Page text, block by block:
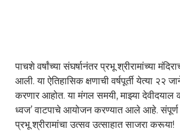
पाचशे वर्षांच्या संघर्षानंतर प्रभू श्रीरामांच्या
आली. या ऐतिहासिक क्षणाची वर्षपूर्ती येत्या २२
करणार आहोत. या मंगल समयी, माझ्या देवीदयाल
ध्वज’ वाटपाचे आयोजन करण्यात आले आहे.
प्रभू श्रीरामांचा उत्सव उत्साहात साजरा करूया!